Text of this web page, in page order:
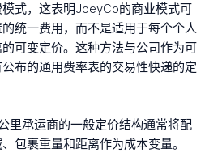
式，这表明JoeyCo的商业模式可
统一费用，而不是适用于每个个人
可变定价。这种方法与公司作为可
布的通用费率表的交易性快递的定
里承运商的一般定价结构通常将配
包裹重量和距离作为成本变量。